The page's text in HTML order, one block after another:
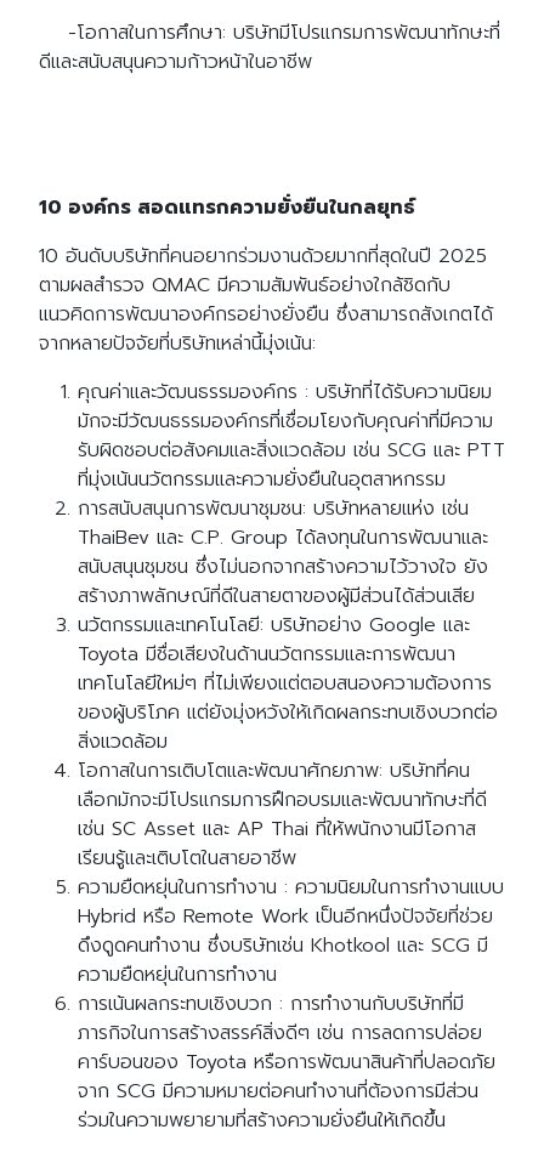
-โอกาสในการศึกษา: บริษัทมีโปรแกรมการพัฒนาทักษะที่
ดีและสนับสนุนความก้าวหน้าในอาชีพ
10 องค์กร สอดแทรกความยั่งยืนในกลยุทธ์
10 อันดับบริษัทที่คนอยากร่วมงานด้วยมากที่สุดในปี 2025
ตามผลสำรวจ QMAC มีความสัมพันธ์อย่างใกล้ชิดกับ
แนวคิดการพัฒนาองค์กรอย่างยั่งยืน ซึ่งสามารถสังเกตได้
จากหลายปัจจัยที่บริษัทเหล่านี้มุ่งเน้น:
คุณค่าและวัฒนธรรมองค์กร : บริษัทที่ได้รับความนิยม
มักจะมีวัฒนธรรมองค์กรที่เชื่อมโยงกับคุณค่าที่มีความ
รับผิดชอบต่อสังคมและสิ่งแวดล้อม เช่น SCG และ PTT
ที่มุ่งเน้นนวัตกรรมและความยั่งยืนในอุตสาหกรรม
การสนับสนุนการพัฒนาชุมชน: บริษัทหลายแห่ง เช่น
ThaiBev และ C.P. Group ได้ลงทุนในการพัฒนาและ
สนับสนุนชุมชน ซึ่งไม่นอกจากสร้างความไว้วางใจ ยัง
สร้างภาพลักษณ์ที่ดีในสายตาของผู้มีส่วนได้ส่วนเสีย
นวัตกรรมและเทคโนโลยี: บริษัทอย่าง Google และ
Toyota มีชื่อเสียงในด้านนวัตกรรมและการพัฒนา
เทคโนโลยีใหม่ๆ ที่ไม่เพียงแต่ตอบสนองความต้องการ
ของผู้บริโภค แต่ยังมุ่งหวังให้เกิดผลกระทบเชิงบวกต่อ
สิ่งแวดล้อม
โอกาสในการเติบโตและพัฒนาศักยภาพ: บริษัทที่คน
เลือกมักจะมีโปรแกรมการฝึกอบรมและพัฒนาทักษะที่ดี
เช่น SC Asset และ AP Thai ที่ให้พนักงานมีโอกาส
เรียนรู้และเติบโตในสายอาชีพ
ความยืดหยุ่นในการทำงาน : ความนิยมในการทำงานแบบ
Hybrid หรือ Remote Work เป็นอีกหนึ่งปัจจัยที่ช่วย
ดึงดูดคนทำงาน ซึ่งบริษัทเช่น Khotkool และ SCG มี
ความยืดหยุ่นในการทำงาน
การเน้นผลกระทบเชิงบวก : การทำงานกับบริษัทที่มี
ภารกิจในการสร้างสรรค์สิ่งดีๆ เช่น การลดการปล่อย
คาร์บอนของ Toyota หรือการพัฒนาสินค้าที่ปลอดภัย
จาก SCG มีความหมายต่อคนทำงานที่ต้องการมีส่วน
ร่วมในความพยายามที่สร้างความยั่งยืนให้เกิดขึ้น